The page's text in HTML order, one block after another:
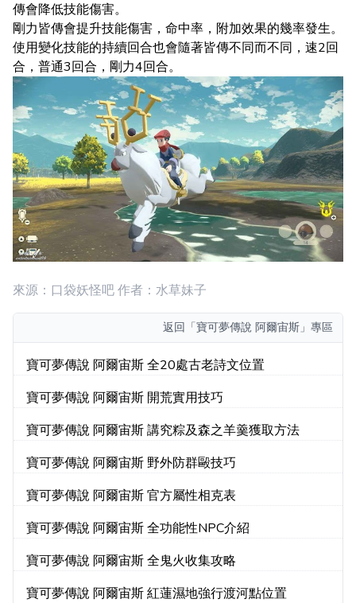
傳會降低技能傷害。
剛力皆傳會提升技能傷害，命中率，附加效果的幾率發生。
使用變化技能的持續回合也會隨著皆傳不同而不同，速2回
合，普通3回合，剛力4回合。
來源：口袋妖怪吧 作者：水草妹子
返回 「寶可夢傳說 阿爾宙斯」專區
寶可夢傳說 阿爾宙斯 全20處古老詩文位置
寶可夢傳說 阿爾宙斯 開荒實用技巧
寶可夢傳說 阿爾宙斯 講究粽及森之羊羹獲取方法
寶可夢傳說 阿爾宙斯 野外防群毆技巧
寶可夢傳說 阿爾宙斯 官方屬性相克表
寶可夢傳說 阿爾宙斯 全功能性NPC介紹
寶可夢傳說 阿爾宙斯 全鬼火收集攻略
寶可夢傳說 阿爾宙斯 紅蓮濕地強行渡河點位置